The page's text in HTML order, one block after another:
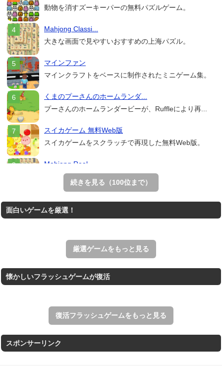
動物を消すズーキーパーの無料パズルゲーム。
Mahjong Classi...
大きな画面で見やすいおすすめの上海パズル。
マインファン
マインクラフトをベースに制作されたミニゲーム集。
くまのプーさんのホームランダ...
プーさんのホームランダービーが、Ruffleにより再...
スイカゲーム 無料Web版
スイカゲームをスクラッチで再現した無料Web版。
Mahjong Real
リアルな麻雀牌を使う18種類の上海ゲーム。
王国を構築していく放置系のシミュレーションゲーム。
すべての矢印を画面外へ導くパズルゲーム。
続きを見る（100位まで）
面白いゲームを厳選！
厳選ゲームをもっと見る
懐かしいフラッシュゲームが復活
復活フラッシュゲームをもっと見る
スポンサーリンク